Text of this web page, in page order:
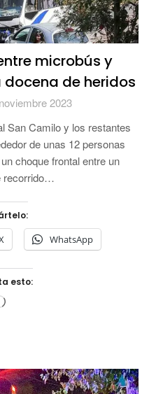
microbús y
de heridos
2023
San Camilo y los restantes
de unas 12 personas
choque frontal entre un
recorrido…
WhatsApp
esto:
Cargando...